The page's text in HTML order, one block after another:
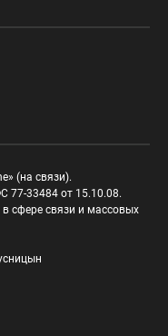
(на связи).
77-33484 от 15.10.08.
сфере связи и массовых